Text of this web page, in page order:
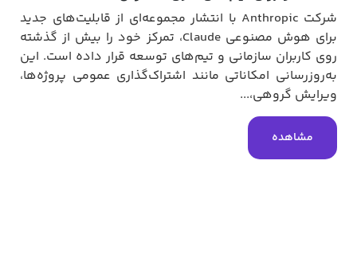
شرکت Anthropic با انتشار مجموعه‌ای از قابلیت‌های جدید
برای هوش مصنوعی Claude، تمرکز خود را بیش از گذشته
کاربران سازمانی و تیم‌های توسعه قرار داده است. این
امکاناتی مانند اشتراک‌گذاری عمومی پروژه‌ها،
گروهی،...
مشاهده